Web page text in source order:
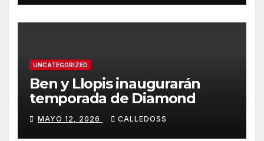
UNCATEGORIZED
Ben y Llopis inaugurarán
temporada de Diamond
MAYO 12, 2026 CALLEDOSS